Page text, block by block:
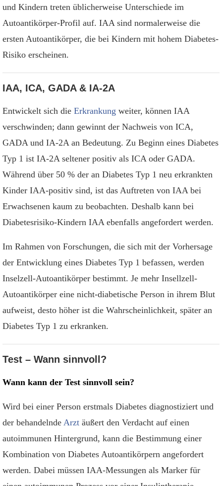
und Kindern treten üblicherweise Unterschiede im
Autoantikörper-Profil auf. IAA sind normalerweise die
ersten Autoantikörper, die bei Kindern mit hohem Diabetes-
Risiko erscheinen.
IAA, ICA, GADA & IA-2A
Entwickelt sich die Erkrankung weiter, können IAA
verschwinden; dann gewinnt der Nachweis von ICA,
GADA und IA-2A an Bedeutung. Zu Beginn eines Diabetes
Typ 1 ist IA-2A seltener positiv als ICA oder GADA.
Während über 50 % der an Diabetes Typ 1 neu erkrankten
Kinder IAA-positiv sind, ist das Auftreten von IAA bei
Erwachsenen kaum zu beobachten. Deshalb kann bei
Diabetesrisiko-Kindern IAA ebenfalls angefordert werden.
Im Rahmen von Forschungen, die sich mit der Vorhersage
der Entwicklung eines Diabetes Typ 1 befassen, werden
Inselzell-Autoantikörper bestimmt. Je mehr Insellzell-
Autoantikörper eine nicht-diabetische Person in ihrem Blut
aufweist, desto höher ist die Wahrscheinlichkeit, später an
Diabetes Typ 1 zu erkranken.
Test – Wann sinnvoll?
Wann kann der Test sinnvoll sein?
Wird bei einer Person erstmals Diabetes diagnostiziert und
der behandelnde Arzt äußert den Verdacht auf einen
autoimmunen Hintergrund, kann die Bestimmung einer
Kombination von Diabetes Autoantikörpern angefordert
werden. Dabei müssen IAA-Messungen als Marker für